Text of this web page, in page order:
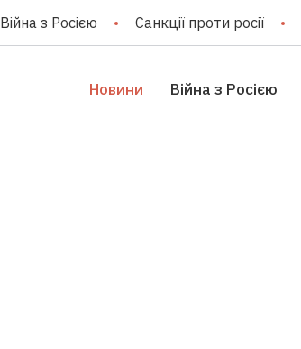
Війна з Росією Санкції проти росії
Новини Війна з Росією